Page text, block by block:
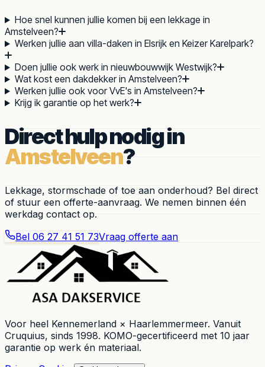
Hoe snel kunnen jullie komen bij een lekkage in
Amstelveen?
Werken jullie aan villa-daken in Elsrijk en Keizer Karelpark?
Doen jullie ook werk in nieuwbouwwijk Westwijk?
Wat kost een dakdekker in Amstelveen?
Werken jullie ook voor VvE's in Amstelveen?
Krijg ik garantie op het werk?
Direct hulp nodig in
Amstelveen?
Lekkage, stormschade of toe aan onderhoud? Bel direct
of stuur een offerte-aanvraag. We nemen binnen één
werkdag contact op.
Bel 06 27 41 51 73Vraag offerte aan
Voor heel Kennemerland × Haarlemmermeer. Vanuit
Cruquius, sinds 1998. KOMO-gecertificeerd met 10 jaar
garantie op werk én materiaal.